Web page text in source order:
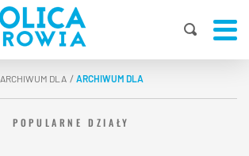
ARCHIWUM DLA | ARCHIWUM DLA
POPULARNE DZIAŁY